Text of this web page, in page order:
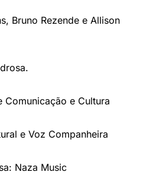
Bruno Rezende e Allison
e Cultura
e Voz Companheira
Naza Music